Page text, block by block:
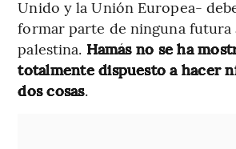
Unido y la Unión Europea-
formar parte de ninguna
palestina. Hamás no se ha
totalmente dispuesto a hacer
dos cosas.